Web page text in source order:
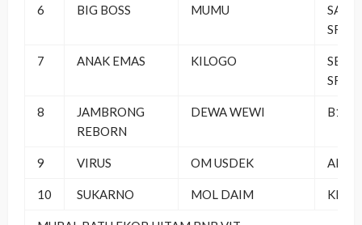
6 BIG BOSS MUMU
SF
7 ANAK EMAS KILOGO
SF
8
JAMBRONG
REBORN
DEWA WEWI B16
9 VIRUS OM USDEK
10 SUKARNO MOL DAIM